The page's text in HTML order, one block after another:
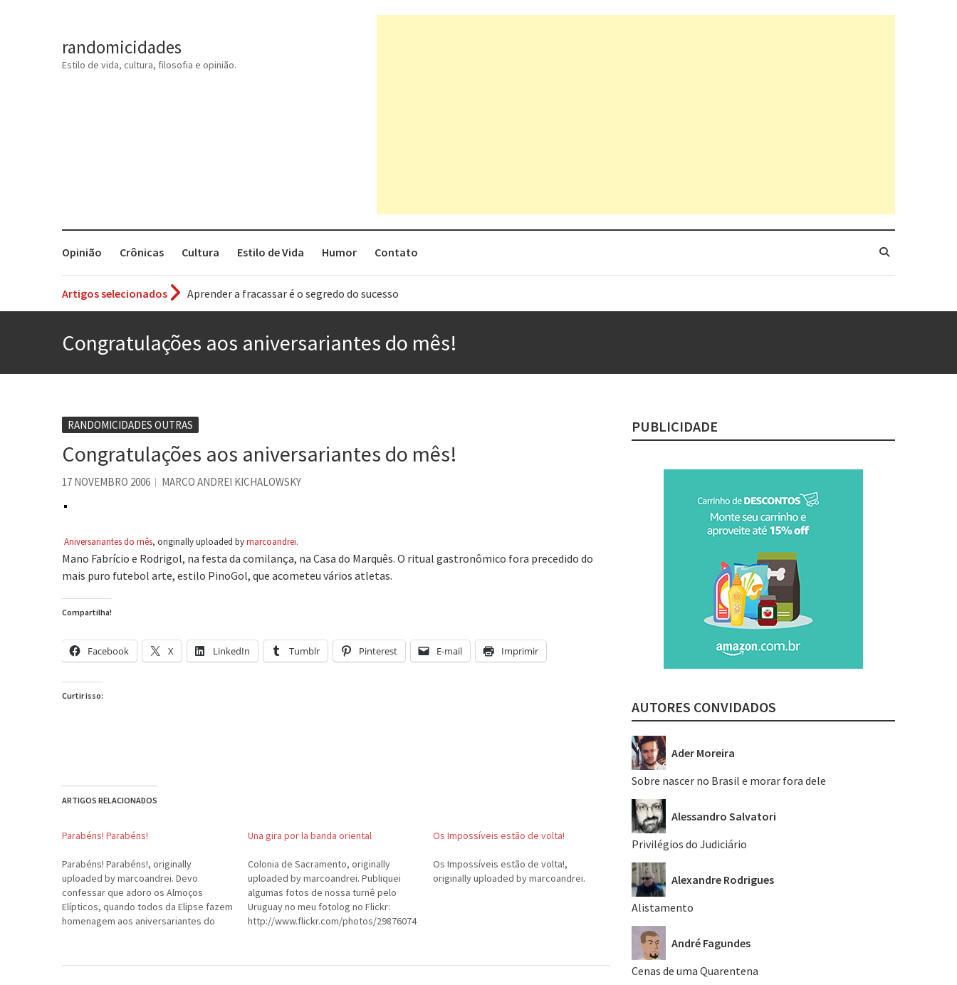
randomicidades
Estilo de vida, cultura, filosofia e opinião.
Opinião Crônicas Cultura Estilo de Vida Humor Contato
Artigos selecionados
Aprender a fracassar é o segredo do sucesso
Esse tal de Rock Gaúcho
Os causos de Jorge Luis Borges
Se queres salvar o mundo, o veganismo não é a resposta
Tem que filmar isso daí
Congratulações aos aniversariantes do mês!
RANDOMICIDADES OUTRAS
Congratulações aos aniversariantes do mês!
17 NOVEMBRO 2006 MARCO ANDREI KICHALOWSKY
Aniversariantes do mês, originally uploaded bymarcoandrei.
Mano Fabrício e Rodrigol, na festa da comilança, na Casa do Marquês. O ritual gastronômico fora precedido do
mais puro futebol arte, estilo PinoGol, que acometeu vários atletas.
Compartilha!
Facebook X LinkedIn Tumblr Pinterest E-mail Imprimir
Curtir isso:
ARTIGOS RELACIONADOS
Parabéns! Parabéns!
Parabéns! Parabéns!, originally
uploaded by marcoandrei. Devo
confessar que adoro os Almoços
Elípticos, quando todos da Elipse fazem
homenagem aos aniversariantes do
estilo de trabalho, algo que ninguém
Una gira por la banda oriental
Colonia de Sacramento, originally
uploaded by marcoandrei. Publiquei
algumas fotos de nossa turnê pelo
Uruguay no meu fotolog no Flickr:
http://www.flickr.com/photos/29876074
Os Impossíveis estão de volta!
Os Impossíveis estão de volta!,
originally uploaded by marcoandrei.
PUBLICIDADE
AUTORES CONVIDADOS
Ader Moreira
Sobre nascer no Brasil e morar fora dele
Alessandro Salvatori
Privilégios do Judiciário
Alexandre Rodrigues
Alistamento
André Fagundes
Cenas de uma Quarentena